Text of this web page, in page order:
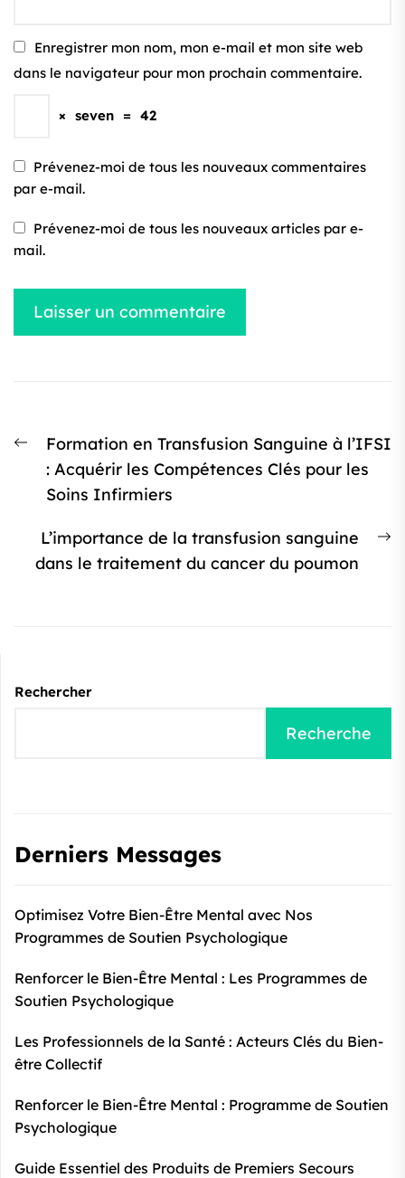
Enregistrer mon nom, mon e-mail et mon site web
dans le navigateur pour mon prochain commentaire.
× seven = 42
Prévenez-moi de tous les nouveaux commentaires
par e-mail.
Prévenez-moi de tous les nouveaux articles par e-
mail.
de
l’article
Article
précédent
Formation en Transfusion Sanguine à l’IFSI
: Acquérir les Compétences Clés pour les
Soins Infirmiers
L’importance de la transfusion sanguine
dans le traitement du cancer du poumon
Rechercher
Recherche
Derniers Messages
Optimisez Votre Bien-Être Mental avec Nos
Programmes de Soutien Psychologique
Renforcer le Bien-Être Mental : Les Programmes de
Soutien Psychologique
Les Professionnels de la Santé : Acteurs Clés du Bien-
être Collectif
Renforcer le Bien-Être Mental : Programme de Soutien
Psychologique
Guide Essentiel des Produits de Premiers Secours